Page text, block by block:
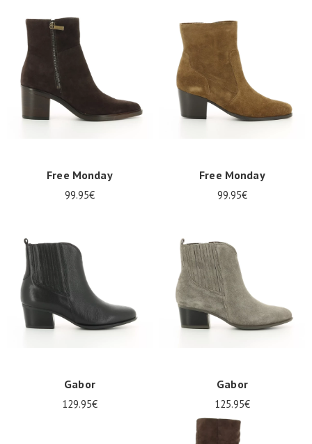
Free Monday
99.95€
Free Monday
99.95€
Gabor
129.95€
Gabor
125.95€